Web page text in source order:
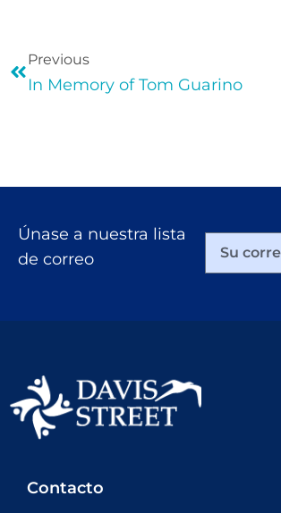
Previous
In Memory of Tom Guarino
Únase a nuestra lista
de correo
Contacto